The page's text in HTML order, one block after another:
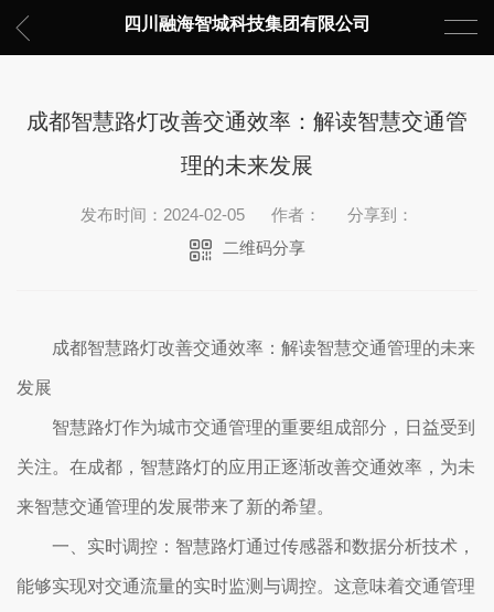
四川融海智城科技集团有限公司
成都智慧路灯改善交通效率：解读智慧交通管
理的未来发展
发布时间：2024-02-05 作者：
分享到：
二维码分享
成都智慧路灯改善交通效率：解读智慧交通管理的未来
发展
智慧路灯作为城市交通管理的重要组成部分，日益受到
关注。在成都，智慧路灯的应用正逐渐改善交通效率，为未
来智慧交通管理的发展带来了新的希望。
一、实时调控：智慧路灯通过传感器和数据分析技术，
能够实现对交通流量的实时监测与调控。这意味着交通管理